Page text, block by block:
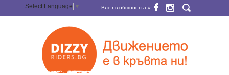
Select Language ▼ Влез в общността »